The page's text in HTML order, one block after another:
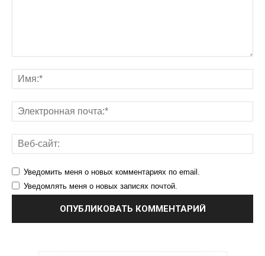
Уведомить меня о новых комментариях по email.
Уведомлять меня о новых записях почтой.